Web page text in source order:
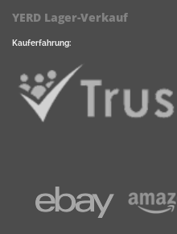
YERD Lager-Verkauf
Kauferfahrung: